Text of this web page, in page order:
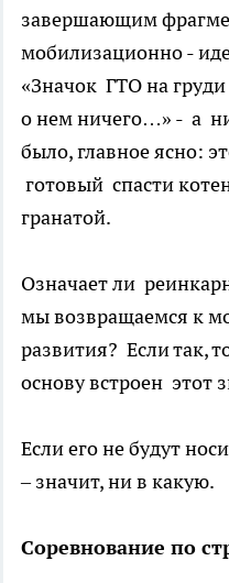
завершающим
мобилизационно -
«Значок ГТО на
о нем ничего…» - а
было, главное ясно:
готовый спасти
гранатой.
Означает ли
мы возвращаемся к
развития? Если так,
основу встроен этот
Если его не будут
– значит, ни в какую.
Соревнование по